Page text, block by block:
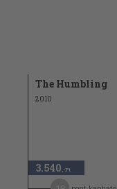
The Humbling
2010
3.540 ,-Ft